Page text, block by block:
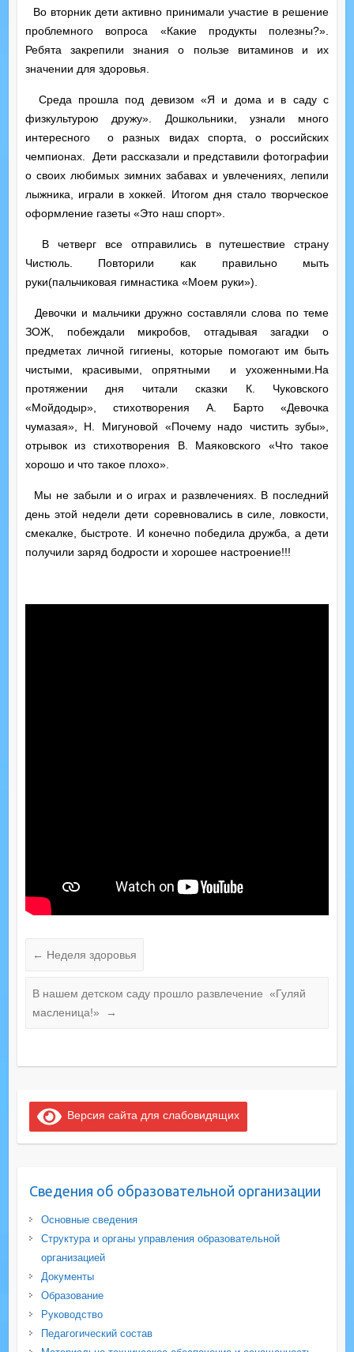
Во вторник дети активно принимали участие в решение
проблемного вопроса «Какие продукты полезны?».
Ребята закрепили знания о пользе витаминов и их
значении для здоровья.
Среда прошла под девизом «Я и дома и в саду с
физкультурою дружу». Дошкольники, узнали много
интересного о разных видах спорта, о российских
чемпионах. Дети рассказали и представили фотографии
о своих любимых зимних забавах и увлечениях, лепили
лыжника, играли в хоккей. Итогом дня стало творческое
оформление газеты «Это наш спорт».
В четверг все отправились в путешествие страну
Чистюль. Повторили как правильно мыть
руки(пальчиковая гимнастика «Моем руки»).
Девочки и мальчики дружно составляли слова по теме
ЗОЖ, побеждали микробов, отгадывая загадки о
предметах личной гигиены, которые помогают им быть
чистыми, красивыми, опрятными и ухоженными.На
протяжении дня читали сказки К. Чуковского
«Мойдодыр», стихотворения А. Барто «Девочка
чумазая», Н. Мигуновой «Почему надо чистить зубы»,
отрывок из стихотворения В. Маяковского «Что такое
хорошо и что такое плохо».
Мы не забыли и о играх и развлечениях. В последний
день этой недели дети соревновались в силе, ловкости,
смекалке, быстроте. И конечно победила дружба, а дети
получили заряд бодрости и хорошее настроение!!!
← Неделя здоровья
В нашем детском саду прошло развлечение «Гуляй
масленица!»
→
Версия сайта для слабовидящих
Сведения об образовательной организации
Основные сведения
Структура и органы управления образовательной
организацией
Документы
Образование
Руководство
Педагогический состав